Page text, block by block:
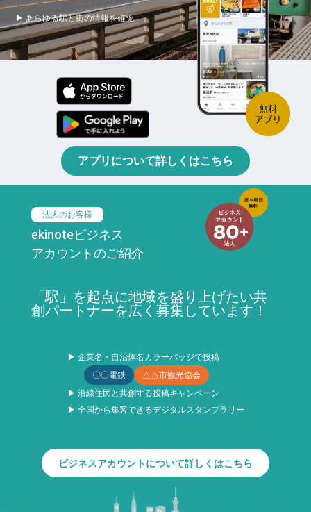
▶ あらゆる駅と街の情報を確認
アプリについて詳しくはこちら
法人のお客様
ekinoteビジネス
アカウントのご紹介
「駅」を起点に地域を盛り上げたい共
創パートナーを広く募集しています！
▶ 企業名・自治体名カラーバッジで投稿
〇〇電鉄
△△市観光協会
▶ 沿線住民と共創する投稿キャンペーン
▶ 全国から集客できるデジタルスタンプラリー
ビジネスアカウントについて詳しくはこちら